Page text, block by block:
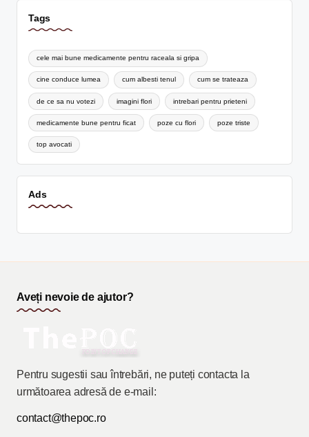
Tags
cele mai bune medicamente pentru raceala si gripa
cine conduce lumea cum albesti tenul cum se trateaza
de ce sa nu votezi imagini flori intrebari pentru prieteni
medicamente bune pentru ficat poze cu flori poze triste
top avocati
Ads
Aveți nevoie de ajutor?
Pentru sugestii sau întrebări, ne puteți contacta la
următoarea adresă de e-mail:
contact@thepoc.ro